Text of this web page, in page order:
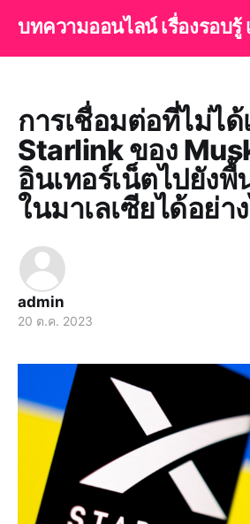
บทความออนไลน์ เรื่องรอบรู้
การเชื่อมต่อที่ไม่ไ
Starlink ของ
อินเทอร์เน็ตไปยัง
ในมาเลเซียได้อย่า
admin
20 ต.ค. 2023